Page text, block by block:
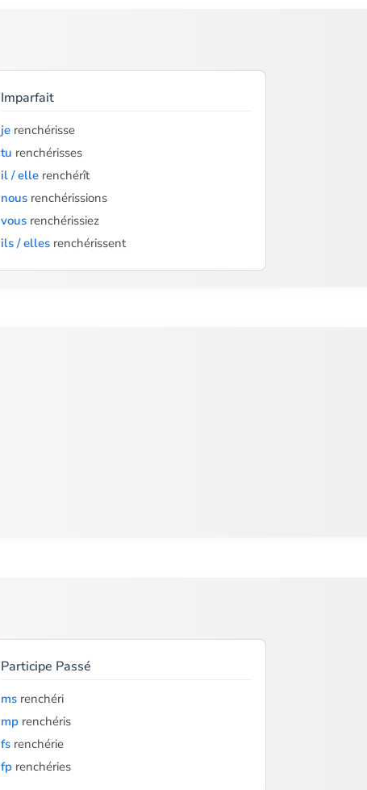
Imparfait
jerenchérisse
tu renchérisses
il / ellerenchérît
nousrenchérissions
vousrenchérissiez
ils / ellesrenchérissent
Participe Passé
msrenchéri
mprenchéris
fsrenchérie
fprenchéries